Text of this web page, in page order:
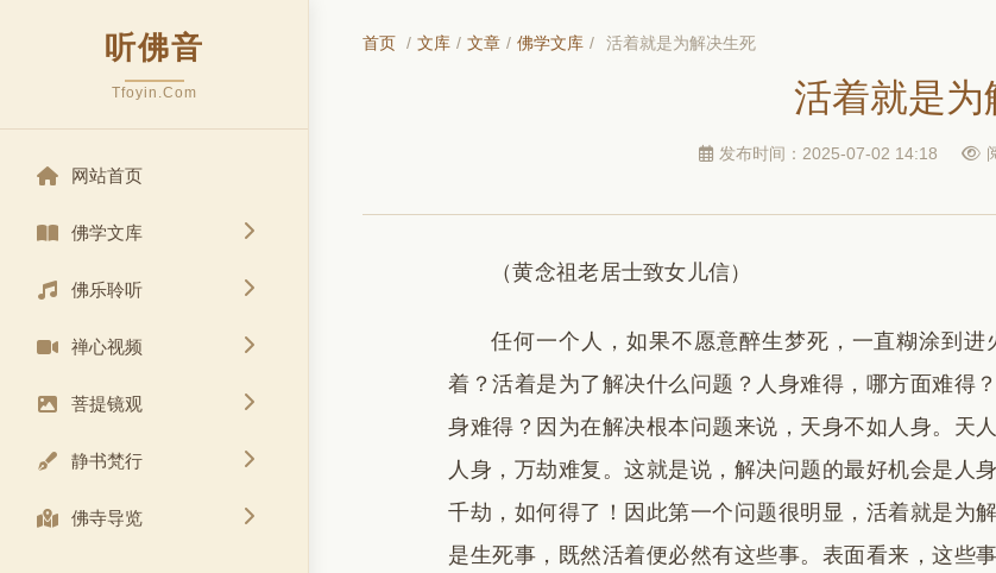
听佛音
Tfoyin.Com
网站首页
佛学文库
佛乐聆听
禅心视频
菩提镜观
静书梵行
佛寺导览
首页 / 文库 / 文章 / 佛学文库 / 活着就是为解决生死
活着就是为
发布时间：2025-07-02 14:18
（黄念祖老居士致女儿信）
任何一个人，如果不愿意醉生梦死，一直糊涂到
着？活着是为了解决什么问题？人身难得，哪方面难得
身难得？因为在解决根本问题来说，天身不如人身。天
人身，万劫难复。这就是说，解决问题的最好机会是人
千劫，如何得了！因此第一个问题很明显，活着就是为
是生死事，既然活着便必然有这些事。表面看来，这些